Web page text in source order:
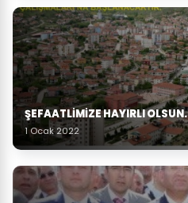
ŞEFAATLİMİZE HAYIRLI OLSUN.
1 Ocak 2022